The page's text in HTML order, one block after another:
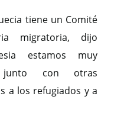
tiene un Comité
migratoria, dijo
estamos muy
junto con otras
a los refugiados y a